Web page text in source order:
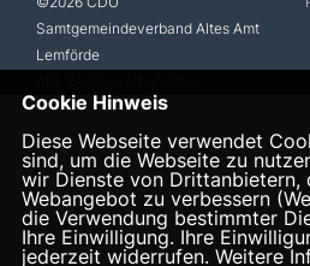
Samtgemeindeverband Altes Amt
Lemförde
Cookie Hinweis
Diese Webseite verwendet
sind, um die Webseite zu
wir Dienste von Drittanbietern,
Webangebot zu verbessern
die Verwendung bestimmter
Ihre Einwilligung. Ihre
jederzeit widerrufen. Weitere